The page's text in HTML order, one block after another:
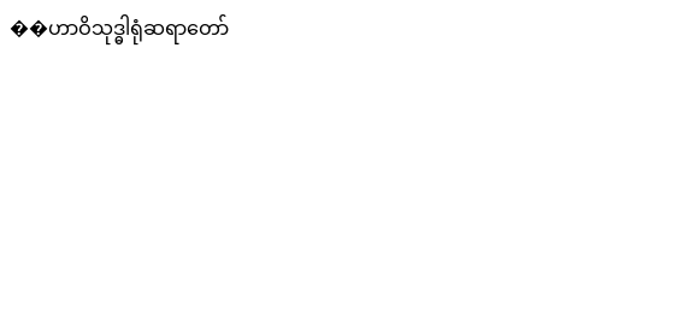
��ဟာဝိသုဒ္ဓါရုံဆရာတော်